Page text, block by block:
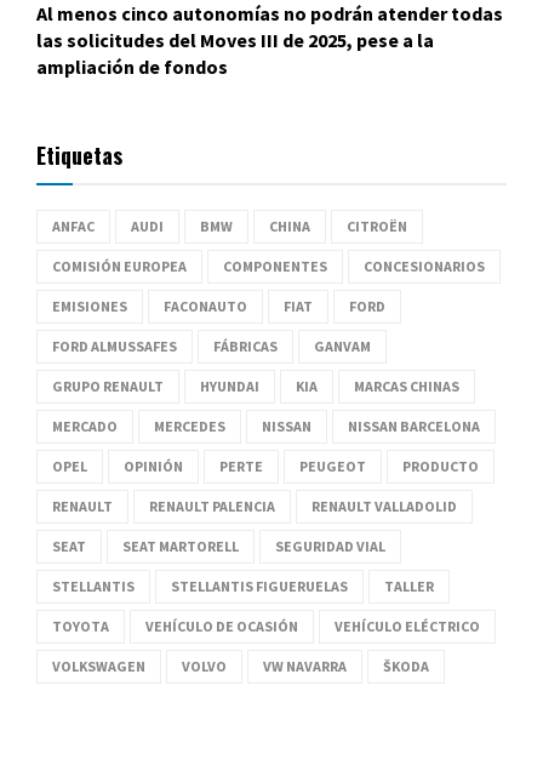
Al menos cinco autonomías no podrán atender todas
las solicitudes del Moves III de 2025, pese a la
ampliación de fondos
Etiquetas
ANFAC AUDI BMW CHINA CITROËN
COMISIÓN EUROPEA COMPONENTES CONCESIONARIOS
EMISIONES FACONAUTO FIAT FORD
FORD ALMUSSAFES FÁBRICAS GANVAM
GRUPO RENAULT HYUNDAI KIA MARCAS CHINAS
MERCADO MERCEDES NISSAN NISSAN BARCELONA
OPEL OPINIÓN PERTE PEUGEOT PRODUCTO
RENAULT RENAULT PALENCIA RENAULT VALLADOLID
SEAT SEAT MARTORELL SEGURIDAD VIAL
STELLANTIS STELLANTIS FIGUERUELAS TALLER
TOYOTA VEHÍCULO DE OCASIÓN VEHÍCULO ELÉCTRICO
VOLKSWAGEN VOLVO VW NAVARRA ŠKODA